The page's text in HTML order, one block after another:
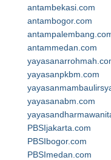
antambekasi.com
antambogor.com
antammedan.com
yayasanpkbm.com
yayasanabm.com
PBSIjakarta.com
PBSIbogor.com
PBSImedan.com